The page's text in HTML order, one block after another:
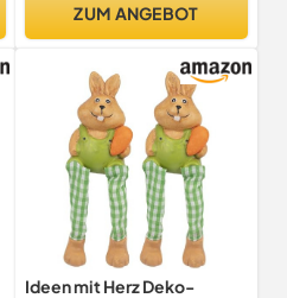
Osterh...", Ostern
ZUM ANGEBOT
Ideen mit Herz Deko-